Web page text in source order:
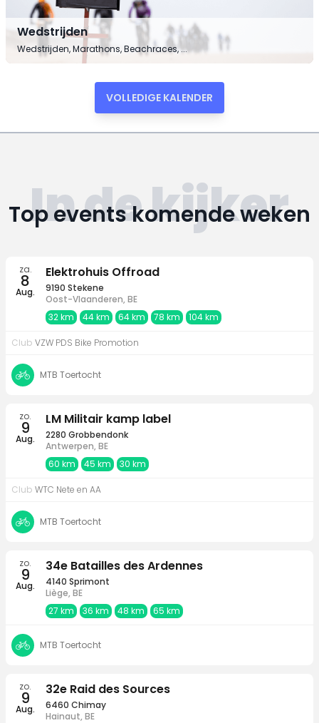
Wedstrijden
Wedstrijden, Marathons, Beachraces, ...
VOLLEDIGE KALENDER
Top events komende weken
za.
8
Aug.
Elektrohuis Offroad
9190 Stekene
Oost-Vlaanderen, BE
32 km
44 km 64 km 78 km 104 km
Club VZW PDS Bike Promotion
MTB Toertocht
zo.
9
Aug.
LM Militair kamp label
2280 Grobbendonk
Antwerpen, BE
60 km
45 km 30 km
Club WTC Nete en AA
MTB Toertocht
zo.
9
Aug.
34e Batailles des Ardennes
4140 Sprimont
Liège, BE
27 km
36 km 48 km 65 km
MTB Toertocht
zo.
9
Aug.
32e Raid des Sources
6460 Chimay
Hainaut, BE